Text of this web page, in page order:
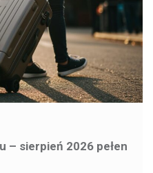
– sierpień 2026 pełen